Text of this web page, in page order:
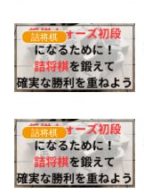
詰将棋
詰将棋